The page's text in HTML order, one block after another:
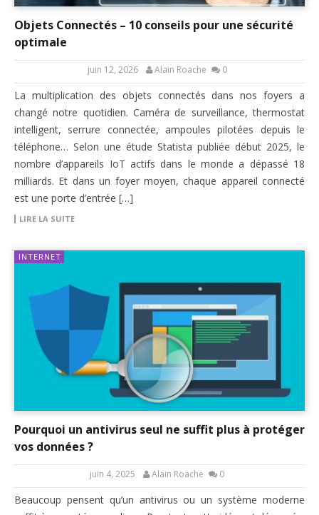
Objets Connectés – 10 conseils pour une sécurité
optimale
juin 12, 2026 Alain Roache 0
La multiplication des objets connectés dans nos foyers a
changé notre quotidien. Caméra de surveillance, thermostat
intelligent, serrure connectée, ampoules pilotées depuis le
téléphone… Selon une étude Statista publiée début 2025, le
nombre d’appareils IoT actifs dans le monde a dépassé 18
milliards. Et dans un foyer moyen, chaque appareil connecté
est une porte d’entrée […]
LIRE LA SUITE
INTERNET
Pourquoi un antivirus seul ne suffit plus à protéger
vos données ?
juin 4, 2025 Alain Roache 0
Beaucoup pensent qu’un antivirus ou un système moderne